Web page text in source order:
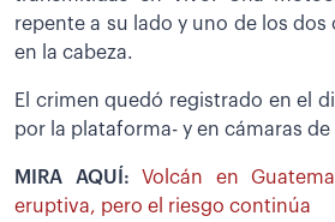
repente a su lado y uno de los
en la cabeza.
El crimen quedó registrado en el
por la plataforma- y en cámaras de
MIRA AQUÍ: Volcán en
eruptiva, pero el riesgo continúa